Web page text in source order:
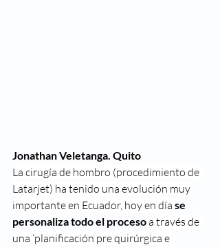
Jonathan Veletanga. Quito
La cirugía de hombro (procedimiento de
Latarjet) ha tenido una evolución muy
importante en Ecuador, hoy en día se
personaliza todo el proceso a través de
una ‘planificación pre quirúrgica e